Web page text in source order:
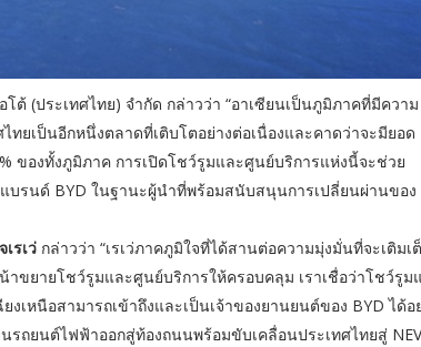
ต้ (ประเทศไทย) จำกัด กล่าวว่า “อาเซียนเป็นภูมิภาคที่มีความ
ไทยเป็นอีกหนึ่งตลาดที่เติบโตอย่างต่อเนื่องและคาดว่าจะมียอด
ของทั้งภูมิภาค การเปิดโชว์รูมและศูนย์บริการแห่งนี้จะช่วย
บรนด์ BYD ในฐานะผู้นำที่พร้อมสนับสนุนการเปลี่ยนผ่านของ
รเว่ กล่าวว่า “เรเว่ภาคภูมิใจที่ได้สานต่อความมุ่งมั่นที่จะเติมเ
ขยายโชว์รูมและศูนย์บริการให้ครอบคลุม เราเชื่อว่าโชว์รูม
หนือสามารถเข้าถึงและเป็นเจ้าของยานยนต์ของ BYD ได้อ
รถยนต์ไฟฟ้าออกสู่ท้องถนนพร้อมขับเคลื่อนประเทศไทยสู่ NEV